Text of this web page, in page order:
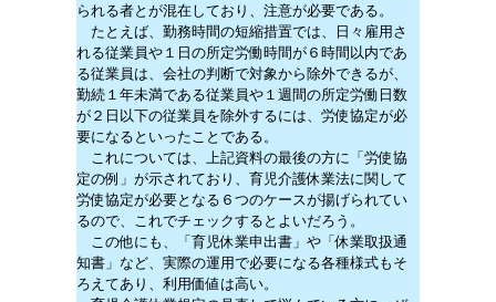
られる者とが混在しており、注意が必要である。
たとえば、勤務時間の短縮措置では、日々雇用さ
れる従業員や１日の所定労働時間が６時間以内であ
る従業員は、会社の判断で対象から除外できるが、
勤続１年未満である従業員や１週間の所定労働日数
が２日以下の従業員を除外するには、労使協定が必
要になるといったことである。
これについては、上記資料の最後の方に「労使協
定の例」が示されており、育児介護休業法に関して
労使協定が必要となる６つのケースが揚げられてい
るので、これでチェックするとよいだろう。
この他にも、「育児休業申出書」や「休業取扱通
知書」など、実際の運用で必要になる各種様式もそ
ろえてあり、利用価値は高い。